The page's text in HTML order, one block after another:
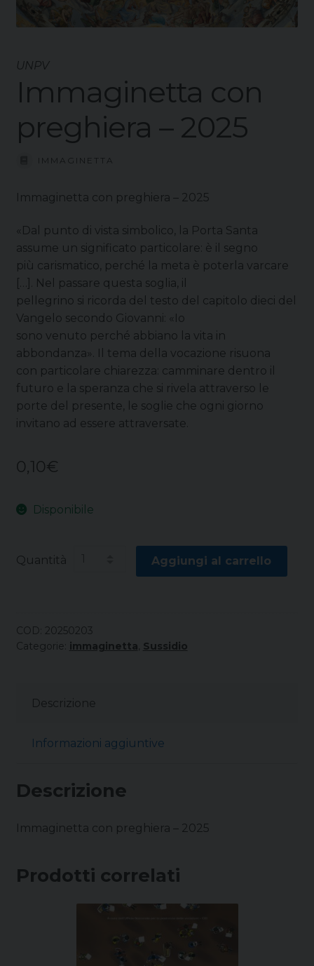
UNPV
Immaginetta con
preghiera – 2025
IMMAGINETTA
Immaginetta con preghiera – 2025
«Dal punto di vista simbolico, la Porta Santa
assume un significato particolare: è il segno
più carismatico, perché la meta è poterla varcare
[…]. Nel passare questa soglia, il
pellegrino si ricorda del testo del capitolo dieci del
Vangelo secondo Giovanni: «Io
sono venuto perché abbiano la vita in
abbondanza». Il tema della vocazione risuona
con particolare chiarezza: camminare dentro il
futuro e la speranza che si rivela attraverso le
porte del presente, le soglie che ogni giorno
invitano ad essere attraversate.
0,10€
Disponibile
Quantità Aggiungi al carrello
COD: 20250203
Categorie:
immaginetta, Sussidio
Descrizione
Informazioni aggiuntive
Descrizione
Immaginetta con preghiera – 2025
Prodotti correlati